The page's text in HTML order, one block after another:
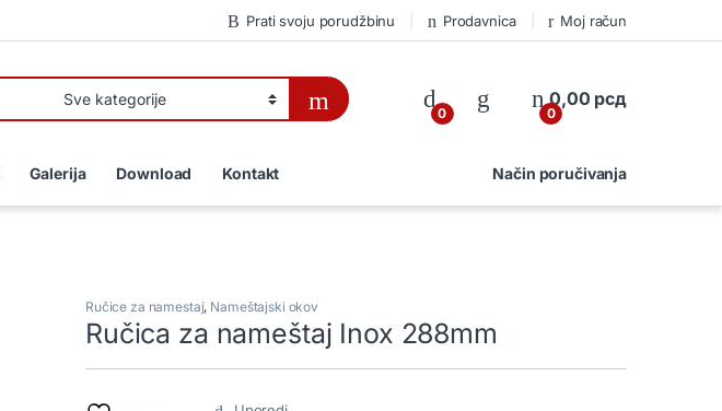
Prati svoju porudžbinu Prodavnica Moj račun
0 0
0,00 рсд
Galerija Download Kontakt Način poručivanja
Ručice za namestaj, Nameštajski okov
Ručica za nameštaj Inox 288mm